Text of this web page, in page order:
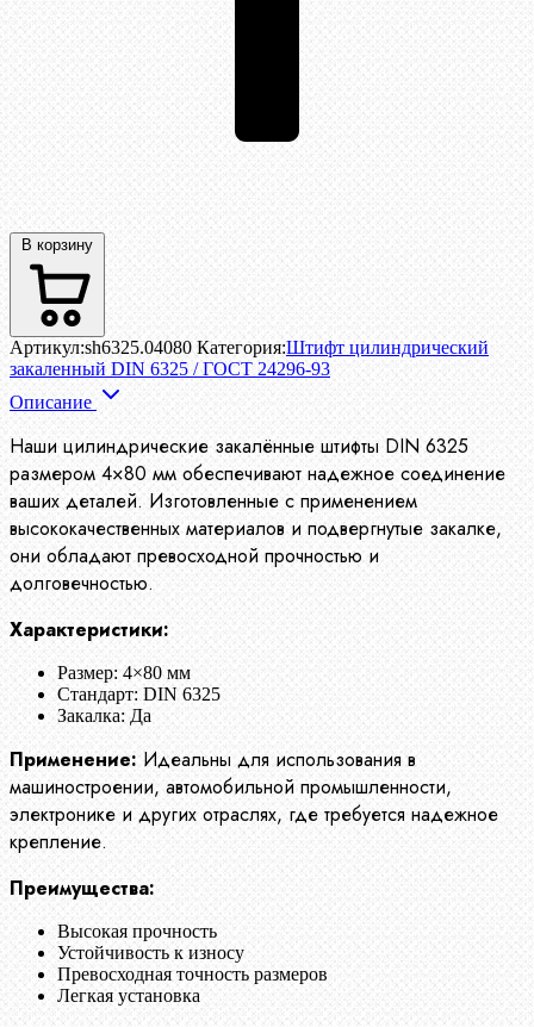
В корзину
Артикул:sh6325.04080 Категория:Штифт цилиндрический
закаленный DIN 6325 / ГОСТ 24296-93
Описание
Наши цилиндрические закалённые штифты DIN 6325
размером 4×80 мм обеспечивают надежное соединение
ваших деталей. Изготовленные с применением
высококачественных материалов и подвергнутые закалке,
они обладают превосходной прочностью и
долговечностью.
Характеристики:
Размер: 4×80 мм
Стандарт: DIN 6325
Закалка: Да
Применение: Идеальны для использования в
машиностроении, автомобильной промышленности,
электронике и других отраслях, где требуется надежное
крепление.
Преимущества:
Высокая прочность
Устойчивость к износу
Превосходная точность размеров
Легкая установка